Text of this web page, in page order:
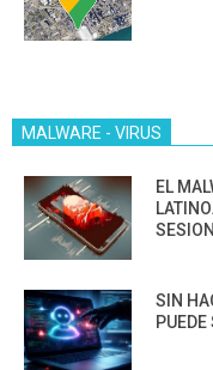
MALWARE - VIRUS
EL
SIN